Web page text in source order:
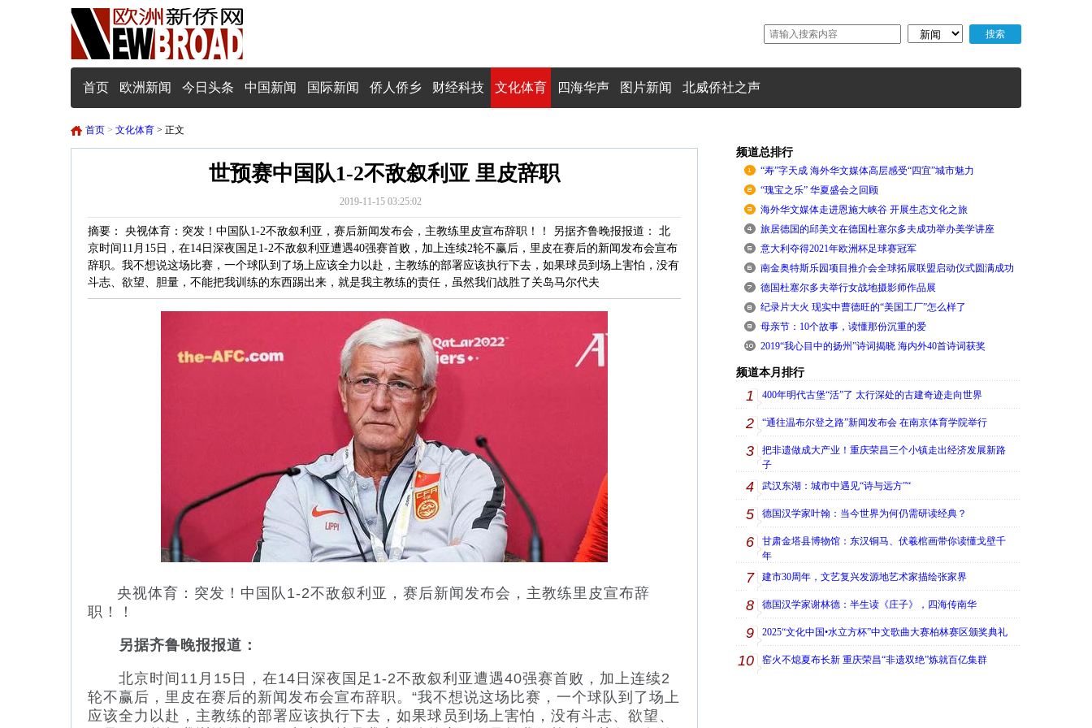
首页 欧洲新闻 今日头条 中国新闻 国际新闻 侨人侨乡 财经科技 文化体育 四海华声 图片新闻 北威侨社之声
首页 > 文化体育 > 正文
世预赛中国队1-2不敌叙利亚 里皮辞职
2019-11-15 03:25:02
摘要： 央视体育：突发！中国队1-2不敌叙利亚，赛后新闻发布会，主教练里皮宣布辞职！！ 另据齐鲁晚报报道： 北
京时间11月15日，在14日深夜国足1-2不敌叙利亚遭遇40强赛首败，加上连续2轮不赢后，里皮在赛后的新闻发布会宣布
辞职。我不想说这场比赛，一个球队到了场上应该全力以赴，主教练的部署应该执行下去，如果球员到场上害怕，没有
斗志、欲望、胆量，不能把我训练的东西踢出来，就是我主教练的责任，虽然我们战胜了关岛马尔代夫
央视体育：突发！中国队1-2不敌叙利亚，赛后新闻发布会，主教练里皮宣布辞
职！！
另据齐鲁晚报报道：
北京时间11月15日，在14日深夜国足1-2不敌叙利亚遭遇40强赛首败，加上连续2
轮不赢后，里皮在赛后的新闻发布会宣布辞职。“我不想说这场比赛，一个球队到了场上
应该全力以赴，主教练的部署应该执行下去，如果球员到场上害怕，没有斗志、欲望、
频道总排行
“寿”字天成 海外华文媒体高层感受“四宜”城市魅力
“瑰宝之乐” 华夏盛会之回顾
海外华文媒体走进恩施大峡谷 开展生态文化之旅
旅居德国的邱美文在德国杜塞尔多夫成功举办美学讲座
意大利夺得2021年欧洲杯足球赛冠军
南金奥特斯乐园项目推介会全球拓展联盟启动仪式圆满成功
德国杜塞尔多夫举行女战地摄影师作品展
纪录片大火 现实中曹德旺的“美国工厂”怎么样了
母亲节：10个故事，读懂那份沉重的爱
2019“我心目中的扬州”诗词揭晓 海内外40首诗词获奖
频道本月排行
1 400年明代古堡“活”了 太行深处的古建奇迹走向世界
2 “通往温布尔登之路”新闻发布会 在南京体育学院举行
3
把非遗做成大产业！重庆荣昌三个小镇走出经济发展新路
子
4 武汉东湖：城市中遇见“诗与远方”“
5 德国汉学家叶翰：当今世界为何仍需研读经典？
6
甘肃金塔县博物馆：东汉铜马、伏羲棺画带你读懂戈壁千
年
7 建市30周年，文艺复兴发源地艺术家描绘张家界
8 德国汉学家谢林德：半生读《庄子》，四海传南华
9 2025“文化中国•水立方杯”中文歌曲大赛柏林赛区颁奖典礼
10 窑火不熄夏布长新 重庆荣昌“非遗双绝”炼就百亿集群